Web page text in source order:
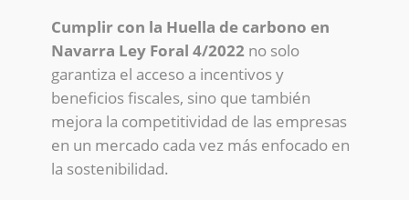
Cumplir con la Huella de carbono en
Navarra Ley Foral 4/2022 no solo
garantiza el acceso a incentivos y
beneficios fiscales, sino que también
mejora la competitividad de las empresas
en un mercado cada vez más enfocado en
la sostenibilidad.